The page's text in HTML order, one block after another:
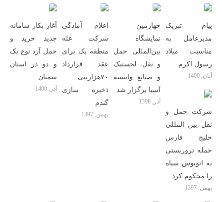
آغاز بکار سامانه
جدید خرید و
حمل آرد نوع یک
و دو در استان
سمنان
آذر, 1400
اعلام آمادگی
شرکت غله
منطقه یک برای
عقد قرارداد
۷۰هزارتنی
ذخیره سازی
گندم
بهمن, 1397
چهارمین
نمایشگاه
بین‌المللی حمل
و نقل، لجستیک
و صنایع وابسته
آسیا برگزار ‌شد
آذر, 1398
پیام تبریک
مدیرعامل به
مناسبت میلاد
رسول اکرم
آبان, 1400
شرکت حمل و
نقل بین المللی
خلیج فارس
حمله تروریستی
به اتوبوس سپاه
را محکوم کرد
بهمن, 1397